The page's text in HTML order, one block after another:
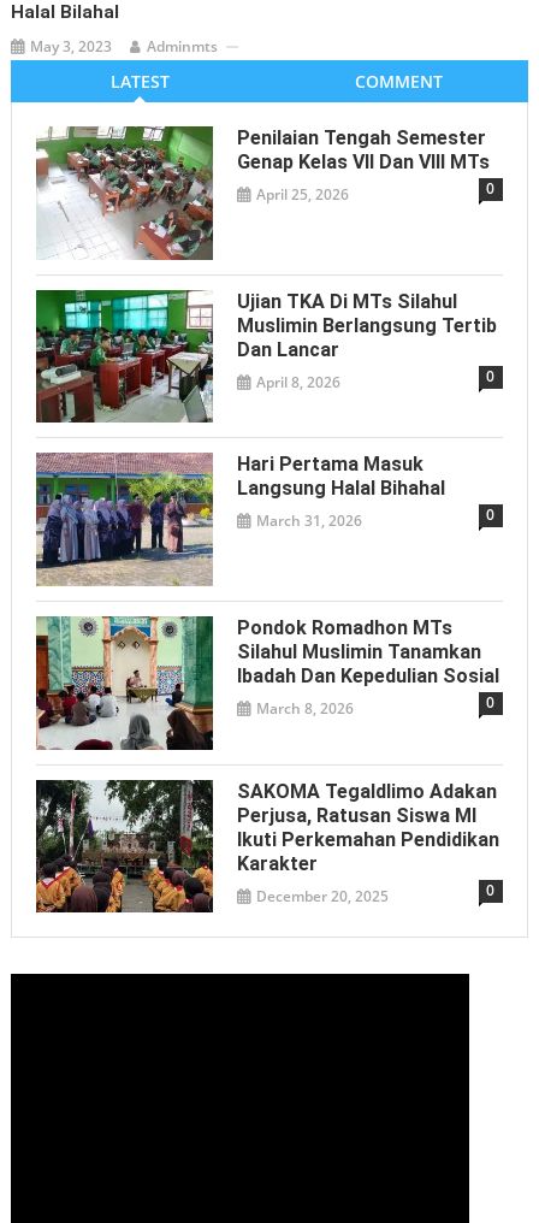
Halal Bilahal
May 3, 2023 Adminmts
LATEST COMMENT
Penilaian Tengah Semester
Genap Kelas VII Dan VIII MTs
April 25, 2026 0
Ujian TKA Di MTs Silahul
Muslimin Berlangsung Tertib
Dan Lancar
April 8, 2026 0
Hari Pertama Masuk
Langsung Halal Bihahal
March 31, 2026 0
Pondok Romadhon MTs
Silahul Muslimin Tanamkan
Ibadah Dan Kepedulian Sosial
March 8, 2026 0
SAKOMA Tegaldlimo Adakan
Perjusa, Ratusan Siswa MI
Ikuti Perkemahan Pendidikan
Karakter
December 20, 2025 0